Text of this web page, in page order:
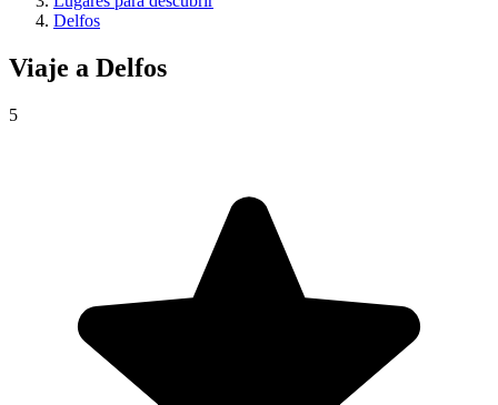
Delfos
Viaje a Delfos
5